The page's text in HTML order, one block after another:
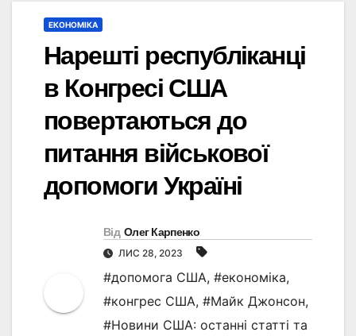
ЕКОНОМІКА
Нарешті республіканці
в Конгресі США
повертаються до
питання військової
допомоги Україні
Від Олег Карпенко
ЛИС 28, 2023
#допомога США, #економіка,
#конгрес США, #Майк Джонсон,
#Новини США: останні статті та